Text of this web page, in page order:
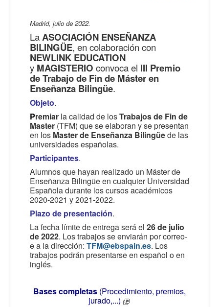
Madrid, julio de 2022.
LaASOCIACIÓN ENSEÑANZA
BILINGÜE, en colaboración con
NEWLINK EDUCATION
y MAGISTERIO convoca el III Premio
de Trabajo de Fin de Máster en
Enseñanza Bilingüe.
Objeto.
Premiarla calidad de losTrabajos de Fin de
Master(TFM) que se elaboran y se presentan
en los Master de Enseñanza Bilingüede las
universidades españolas.
Participantes.
Alumnos que hayan realizado un Máster de
Enseñanza Bilingüe en cualquier Universidad
Española durante los cursos académicos
2020-2021 y 2021-2022.
Plazo de presentación.
La fecha límite de entrega será el 26 de julio
de 2022. Los trabajos se enviarán por correo-
e a la dirección: TFM@ebspain.es. Los
trabajos podrán presentarse en español o en
inglés.
Bases completas (Procedimiento, premios,
jurado,...)